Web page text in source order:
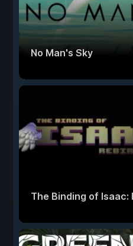
No Man's Sky
The Binding of Isaac: